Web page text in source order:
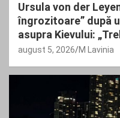
Ursula von der
îngrozitoare” după
asupra Kievului:
august 5, 2026 M Lavinia